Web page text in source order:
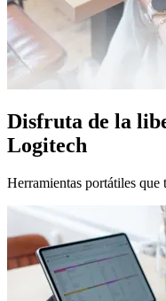
Disfruta de la
Logitech
Herramientas portátiles que